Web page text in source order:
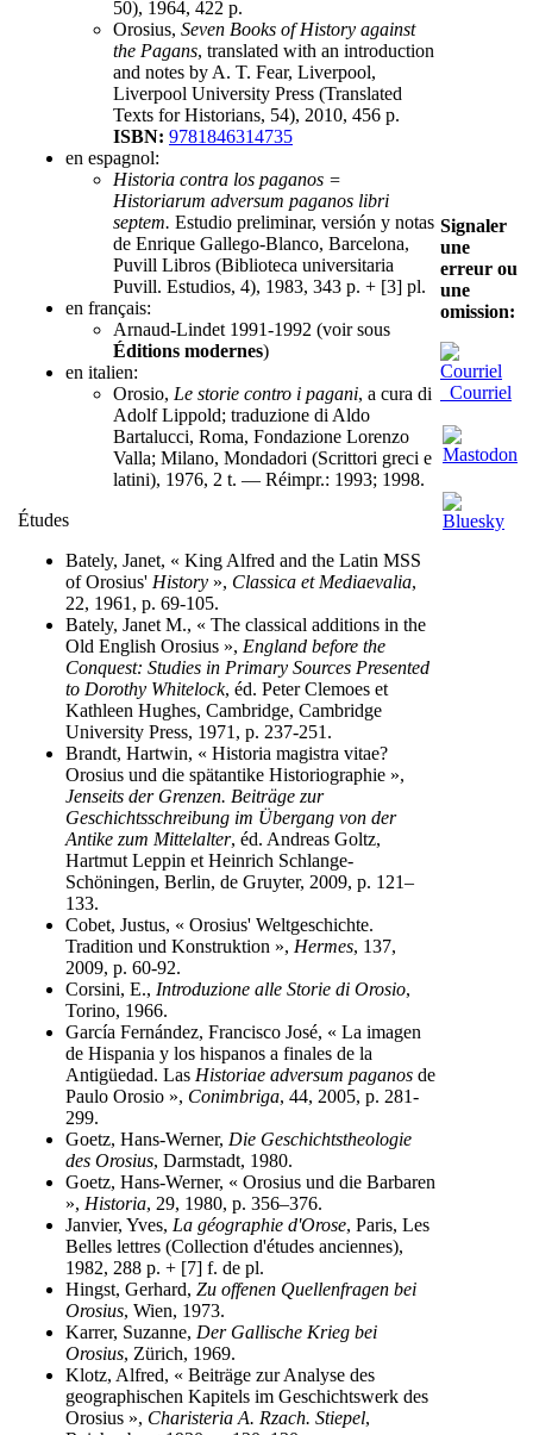
50), 1964, 422 p.
Orosius, Seven Books of History against
the Pagans, translated with an introduction
and notes by A. T. Fear, Liverpool,
Liverpool University Press (Translated
Texts for Historians, 54), 2010, 456 p.
ISBN: 9781846314735
en espagnol:
Historia contra los paganos =
Historiarum adversum paganos libri
septem. Estudio preliminar, versión y notas
de Enrique Gallego-Blanco, Barcelona,
Puvill Libros (Biblioteca universitaria
Puvill. Estudios, 4), 1983, 343 p. + [3] pl.
en français:
Arnaud-Lindet 1991-1992 (voir sous
Éditions modernes)
en italien:
Orosio, Le storie contro i pagani, a cura di
Adolf Lippold; traduzione di Aldo
Bartalucci, Roma, Fondazione Lorenzo
Valla; Milano, Mondadori (Scrittori greci e
latini), 1976, 2 t. — Réimpr.: 1993; 1998.
Études
Bately, Janet, « King Alfred and the Latin MSS
of Orosius' History », Classica et Mediaevalia,
22, 1961, p. 69-105.
Bately, Janet M., « The classical additions in the
Old English Orosius », England before the
Conquest: Studies in Primary Sources Presented
to Dorothy Whitelock, éd. Peter Clemoes et
Kathleen Hughes, Cambridge, Cambridge
University Press, 1971, p. 237-251.
Brandt, Hartwin, « Historia magistra vitae?
Orosius und die spätantike Historiographie »,
Jenseits der Grenzen. Beiträge zur
Geschichtsschreibung im Übergang von der
Antike zum Mittelalter, éd. Andreas Goltz,
Hartmut Leppin et Heinrich Schlange-
Schöningen, Berlin, de Gruyter, 2009, p. 121–
133.
Cobet, Justus, « Orosius' Weltgeschichte.
Tradition und Konstruktion », Hermes, 137,
2009, p. 60-92.
Corsini, E., Introduzione alle Storie di Orosio,
Torino, 1966.
García Fernández, Francisco José, « La imagen
de Hispania y los hispanos a finales de la
Antigüedad. Las Historiae adversum paganos de
Paulo Orosio », Conimbriga, 44, 2005, p. 281-
299.
Goetz, Hans-Werner, Die Geschichtstheologie
des Orosius, Darmstadt, 1980.
Goetz, Hans-Werner, « Orosius und die Barbaren
», Historia, 29, 1980, p. 356–376.
Janvier, Yves, La géographie d'Orose, Paris, Les
Belles lettres (Collection d'études anciennes),
1982, 288 p. + [7] f. de pl.
Hingst, Gerhard, Zu offenen Quellenfragen bei
Orosius, Wien, 1973.
Karrer, Suzanne, Der Gallische Krieg bei
Orosius, Zürich, 1969.
Klotz, Alfred, « Beiträge zur Analyse des
geographischen Kapitels im Geschichtswerk des
Orosius », Charisteria A. Rzach. Stiepel,
Signaler
une
erreur ou
une
omission:
Courriel